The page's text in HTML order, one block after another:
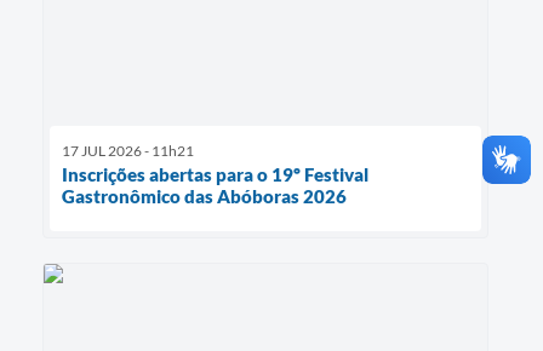
17 JUL 2026 - 11h21
Inscrições abertas para o 19º Festival
Gastronômico das Abóboras 2026